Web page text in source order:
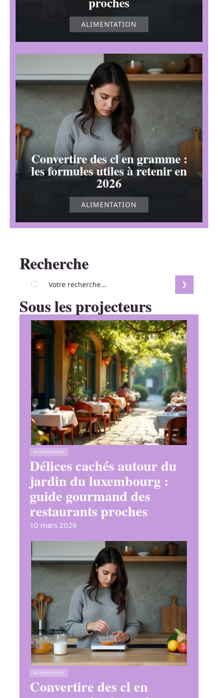
ALIMENTATION
Convertire des cl en gramme :
les formules utiles à retenir en
2026
ALIMENTATION
Recherche
Sous les projecteurs
ALIMENTATION
Délices cachés autour du
jardin du luxembourg :
guide gourmand des
restaurants proches
10 mars 2026
ALIMENTATION
Convertire des cl en